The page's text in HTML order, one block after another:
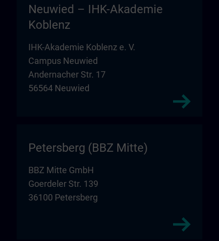
Neuwied – IHK-Akademie
Koblenz
IHK-Akademie Koblenz e. V.
Campus Neuwied
Andernacher Str. 17
56564 Neuwied
Petersberg (BBZ Mitte)
BBZ Mitte GmbH
Goerdeler Str. 139
36100 Petersberg